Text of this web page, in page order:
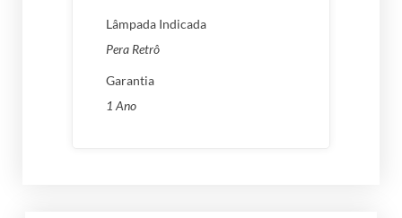
Lâmpada Indicada
Pera Retrô
Garantia
1 Ano